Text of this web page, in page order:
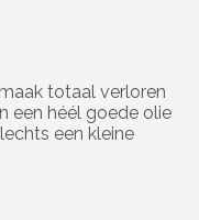
totaal verloren
een héél goede olie
een kleine